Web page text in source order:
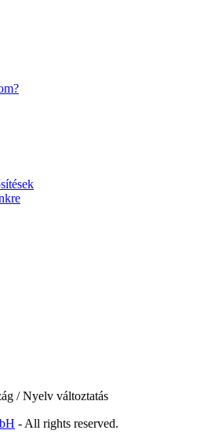
/ Nyelv változtatás
- All rights reserved.